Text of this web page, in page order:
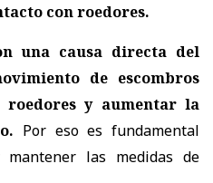
con roedores.
una causa directa del
de escombros
roedores y aumentar la
Por eso es fundamental
las medidas de